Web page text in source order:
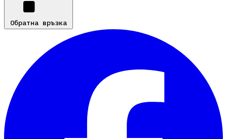
Обратна връзка
Обратна връзка